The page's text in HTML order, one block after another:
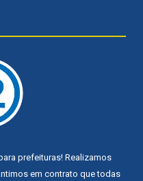
prefeituras! Realizamos
em contrato que todas